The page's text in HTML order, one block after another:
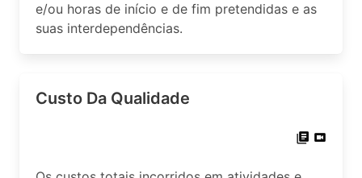
e/ou horas de início e de fim pretendidas e as
suas interdependências.
Custo Da Qualidade